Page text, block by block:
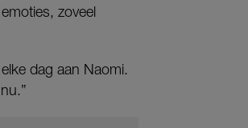
zoveel
dag aan Naomi.